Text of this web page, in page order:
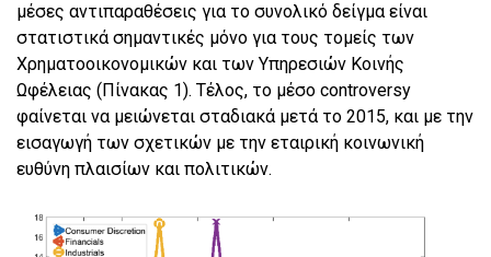
μέσες αντιπαραθέσεις για το συνολικό δείγμα είναι
στατιστικά σημαντικές μόνο για τους τομείς των
Χρηματοοικονομικών και των Υπηρεσιών Κοινής
Ωφέλειας (Πίνακας 1). Τέλος, το μέσο controversy
φαίνεται να μειώνεται σταδιακά μετά το 2015, και με την
εισαγωγή των σχετικών με την εταιρική κοινωνική
ευθύνη πλαισίων και πολιτικών.